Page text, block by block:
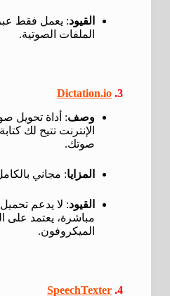
القيود: يعمل فقط
الملفات الصوتية.
3.
Dictation.io
وصف: أداة تحويل
الإنترنت تتيح لك
صوتك.
المزايا: مجاني
القيود: لا يدعم
مباشرة، يعتمد على
الميكروفون.
4.
SpeechTexter